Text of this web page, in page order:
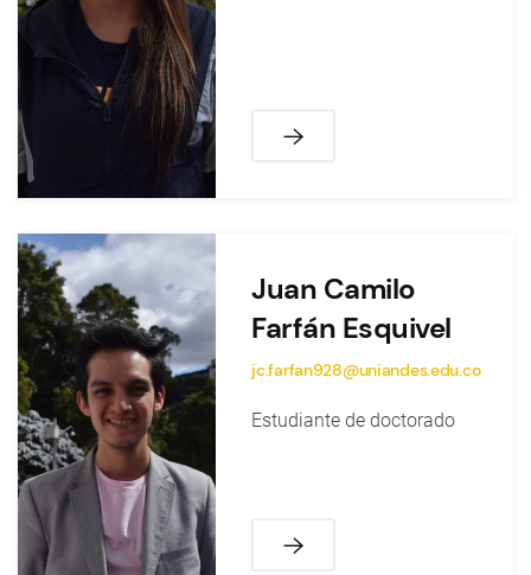
Juan Camilo
Farfán Esquivel
jc.farfan928@uniandes.edu.co
Estudiante de doctorado